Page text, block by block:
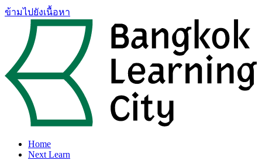
ข้ามไปยังเนื้อหา
Home
Next Learn